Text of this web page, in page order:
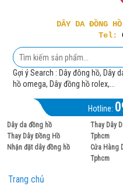
DÂY DA ĐỒNG
Tel:
Gợi ý Search : Dây đông hồ, Dây
hồ omega, Dây đồng hồ rolex,...
Hotline:
Dây da đồng hồ
Thay Dây Đồng Hồ
Nhận đặt dây đồng hồ
Thay Dây
Tphcm
Cửa Hàng
Tphcm
Trang chủ